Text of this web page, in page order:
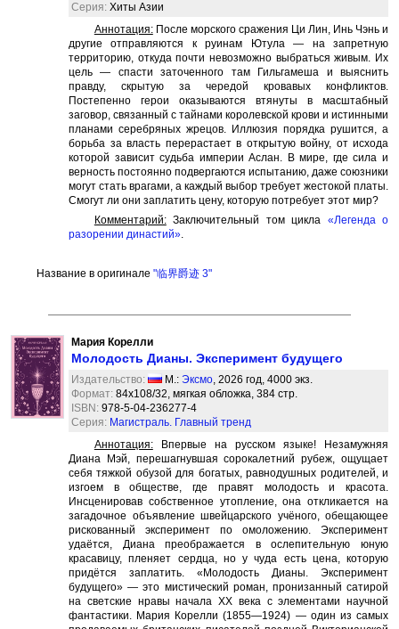
Серия: Хиты Азии
Аннотация:После морского сражения Ци Лин, Инь Чэнь и
другие отправляются к руинам Ютула — на запретную
территорию, откуда почти невозможно выбраться живым. Их
цель — спасти заточенного там Гильгамеша и выяснить
правду, скрытую за чередой кровавых конфликтов.
Постепенно герои оказываются втянуты в масштабный
заговор, связанный с тайнами королевской крови и истинными
планами серебряных жрецов. Иллюзия порядка рушится, а
борьба за власть перерастает в открытую войну, от исхода
которой зависит судьба империи Аслан. В мире, где сила и
верность постоянно подвергаются испытанию, даже союзники
могут стать врагами, а каждый выбор требует жестокой платы.
Смогут ли они заплатить цену, которую потребует этот мир?
Комментарий:Заключительный том цикла «Легенда о
разорении династий».
Название в оригинале "临界爵迹 3"
Мария Корелли
Молодость Дианы. Эксперимент будущего
Издательство: М.: Эксмо, 2026 год, 4000 экз.
Формат: 84x108/32, мягкая обложка, 384 стр.
ISBN: 978-5-04-236277-4
Серия: Магистраль. Главный тренд
Аннотация:Впервые на русском языке! Незамужняя
Диана Мэй, перешагнувшая сорокалетний рубеж, ощущает
себя тяжкой обузой для богатых, равнодушных родителей, и
изгоем в обществе, где правят молодость и красота.
Инсценировав собственное утопление, она откликается на
загадочное объявление швейцарского учёного, обещающее
рискованный эксперимент по омоложению. Эксперимент
удаётся, Диана преображается в ослепительную юную
красавицу, пленяет сердца, но у чуда есть цена, которую
придётся заплатить. «Молодость Дианы. Эксперимент
будущего» — это мистический роман, пронизанный сатирой
на светские нравы начала XX века с элементами научной
фантастики. Мария Корелли (1855—1924) — один из самых